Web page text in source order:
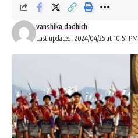
Last updated: 2024/04/25 at 10:51 PM
vanshika dadhich